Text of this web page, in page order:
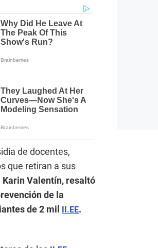
de docentes,
que retiran a sus
Karin Valentín, resaltó
de la
de 2 mil II.EE.